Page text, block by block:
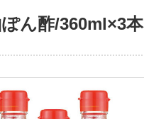
ん酢/360ml×3本